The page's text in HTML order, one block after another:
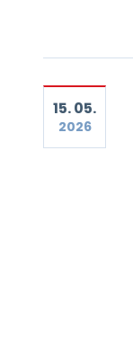
15. 05.
2026